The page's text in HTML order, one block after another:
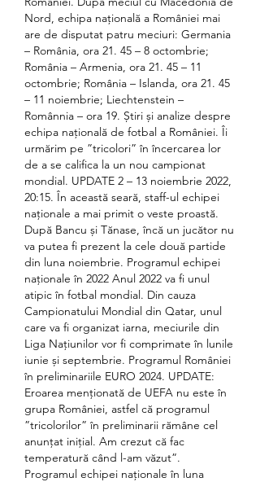
Nord, echipa națională a României mai
are de disputat patru meciuri: Germania
– România, ora 21. 45 – 8 octombrie;
România – Armenia, ora 21. 45 – 11
octombrie; România – Islanda, ora 21. 45
– 11 noiembrie; Liechtenstein –
Românnia – ora 19. Știri și analize despre
echipa națională de fotbal a României. Îi
urmărim pe ”tricolori” în încercarea lor
de a se califica la un nou campionat
mondial. UPDATE 2 – 13 noiembrie 2022,
20:15. În această seară, staff-ul echipei
naționale a mai primit o veste proastă.
După Bancu și Tănase, încă un jucător nu
va putea fi prezent la cele două partide
din luna noiembrie. Programul echipei
naționale în 2022 Anul 2022 va fi unul
atipic în fotbal mondial. Din cauza
Campionatului Mondial din Qatar, unul
care va fi organizat iarna, meciurile din
Liga Națiunilor vor fi comprimate în lunile
iunie și septembrie. Programul României
în preliminariile EURO 2024. UPDATE:
Eroarea menționată de UEFA nu este în
grupa României, astfel că programul
”tricolorilor” în preliminarii rămâne cel
anunțat inițial. Am crezut că fac
temperatură când l-am văzut”.
Programul echipei naționale în luna